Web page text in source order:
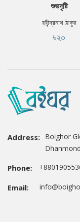
শুভদৃষ্টি
রবীন্দ্রনাথ ঠাকুর
৳২০
Address: Boighor
Phone:
Email: